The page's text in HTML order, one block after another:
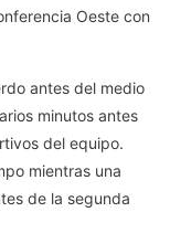
Oeste con
antes del medio
minutos antes
del equipo.
mientras una
de la segunda